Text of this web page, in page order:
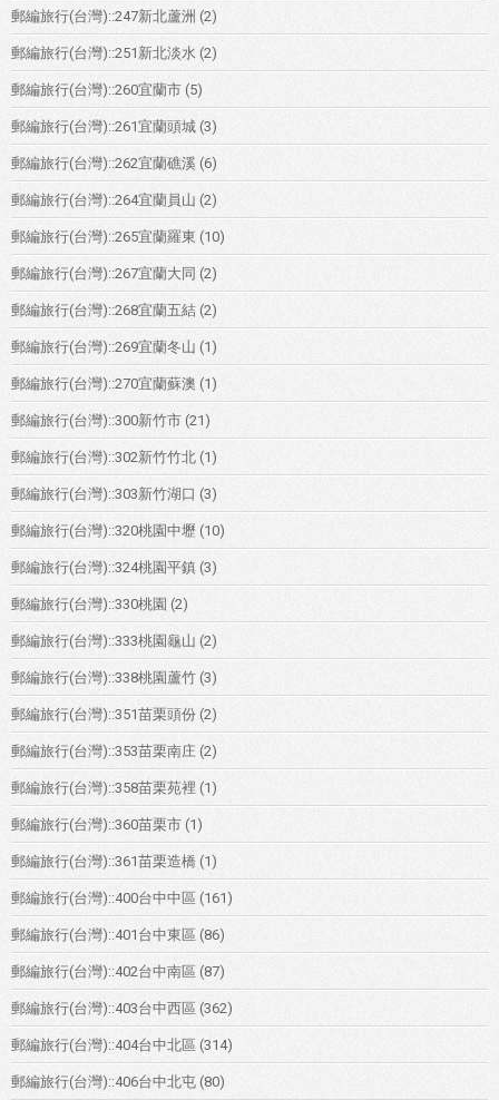
郵編旅行(台灣)::247新北蘆洲 (2)
郵編旅行(台灣)::251新北淡水 (2)
郵編旅行(台灣)::260宜蘭市 (5)
郵編旅行(台灣)::261宜蘭頭城 (3)
郵編旅行(台灣)::262宜蘭礁溪 (6)
郵編旅行(台灣)::264宜蘭員山 (2)
郵編旅行(台灣)::265宜蘭羅東 (10)
郵編旅行(台灣)::267宜蘭大同 (2)
郵編旅行(台灣)::268宜蘭五結 (2)
郵編旅行(台灣)::269宜蘭冬山 (1)
郵編旅行(台灣)::270宜蘭蘇澳 (1)
郵編旅行(台灣)::300新竹市 (21)
郵編旅行(台灣)::302新竹竹北 (1)
郵編旅行(台灣)::303新竹湖口 (3)
郵編旅行(台灣)::320桃園中壢 (10)
郵編旅行(台灣)::324桃園平鎮 (3)
郵編旅行(台灣)::330桃園 (2)
郵編旅行(台灣)::333桃園龜山 (2)
郵編旅行(台灣)::338桃園蘆竹 (3)
郵編旅行(台灣)::351苗栗頭份 (2)
郵編旅行(台灣)::353苗栗南庄 (2)
郵編旅行(台灣)::358苗栗苑裡 (1)
郵編旅行(台灣)::360苗栗市 (1)
郵編旅行(台灣)::361苗栗造橋 (1)
郵編旅行(台灣)::400台中中區 (161)
郵編旅行(台灣)::401台中東區 (86)
郵編旅行(台灣)::402台中南區 (87)
郵編旅行(台灣)::403台中西區 (362)
郵編旅行(台灣)::404台中北區 (314)
郵編旅行(台灣)::406台中北屯 (80)